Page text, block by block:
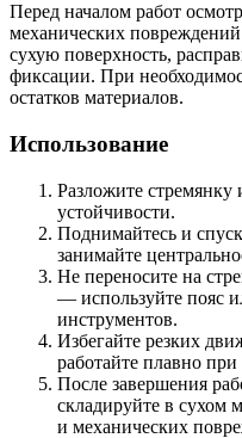
Перед началом работ
механических
сухую поверхность,
фиксации. При
остатков материалов.
Использование
Разложите стремянку
устойчивости.
Поднимайтесь и
занимайте
Не переносите на
— используйте пояс
инструментов.
Избегайте резких
работайте плавно
После завершения
складируйте в сухом
и механических